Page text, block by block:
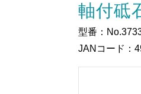
軸付砥
型番：
JANコード：